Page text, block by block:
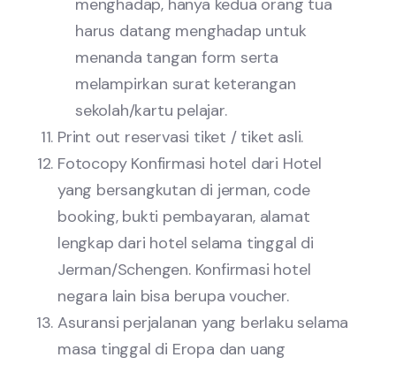
menghadap, hanya kedua orang tua
harus datang menghadap untuk
menanda tangan form serta
melampirkan surat keterangan
sekolah/kartu pelajar.
Print out reservasi tiket / tiket asli.
Fotocopy Konfirmasi hotel dari Hotel
yang bersangkutan di jerman, code
booking, bukti pembayaran, alamat
lengkap dari hotel selama tinggal di
Jerman/Schengen. Konfirmasi hotel
negara lain bisa berupa voucher.
Asuransi perjalanan yang berlaku selama
masa tinggal di Eropa dan uang